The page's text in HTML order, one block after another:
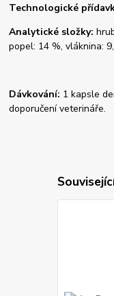
Technologické
Analytické složky:
popel: 14 %, vláknina:
Dávkování: 1 kapsle
doporučení veterináře.